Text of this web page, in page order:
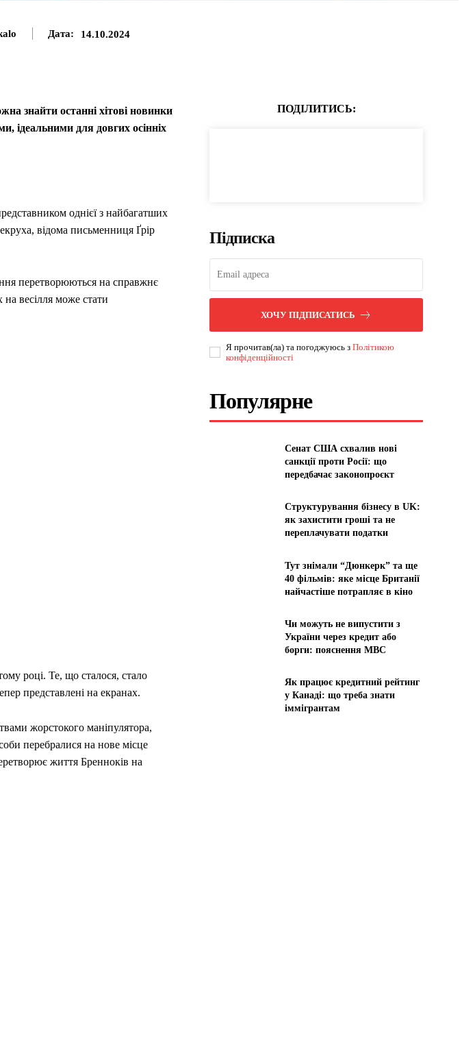
Дата: 14.10.2024
знайти останні хітові новинки
ідеальними для довгих осінніх
однієї з найбагатших
відома письменниця Ґрір
перетворюються на справжнє
весілля може стати
році. Те, що сталося, стало
представлені на екранах.
жорстокого маніпулятора,
перебралися на нове місце
життя Бренноків на
ПОДІЛИТИСЬ:
Підписка
ХОЧУ ПІДПИСАТИСЬ
Я прочитав(ла) та погоджуюсь зПолітикою
конфіденційності
Популярне
Сенат США схвалив нові
санкції проти Росії: що
передбачає законопроєкт
Структурування бізнесу в UK:
як захистити гроші та не
переплачувати податки
Тут знімали “Дюнкерк” та ще
40 фільмів: яке місце Британії
найчастіше потрапляє в кіно
Чи можуть не випустити з
України через кредит або
борги: пояснення МВС
Як працює кредитний рейтинг
у Канаді: що треба знати
іммігрантам